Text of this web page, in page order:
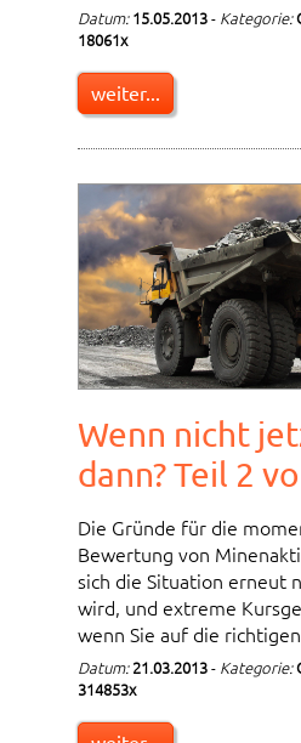
Datum: 15.05.2013- Kategorie:
18061x
weiter...
Wenn nicht
dann? Teil 2
Die Gründe für die
Bewertung von
sich die Situation erneut
wird, und extreme
wenn Sie auf die
Datum: 21.03.2013- Kategorie:
314853x